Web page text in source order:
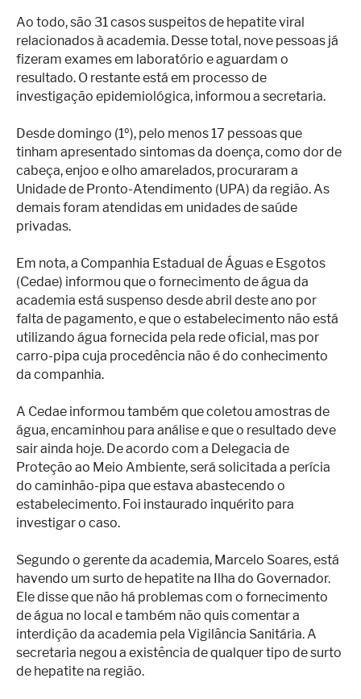
Contato
Ao todo, são 31 casos suspeitos de hepatite viral
relacionados à academia. Desse total, nove pessoas já
fizeram exames em laboratório e aguardam o
resultado. O restante está em processo de
investigação epidemiológica, informou a secretaria.
Desde domingo (1º), pelo menos 17 pessoas que
tinham apresentado sintomas da doença, como dor de
cabeça, enjoo e olho amarelados, procuraram a
Unidade de Pronto-Atendimento (UPA) da região. As
demais foram atendidas em unidades de saúde
privadas.
Em nota, a Companhia Estadual de Águas e Esgotos
(Cedae) informou que o fornecimento de água da
academia está suspenso desde abril deste ano por
falta de pagamento, e que o estabelecimento não está
utilizando água fornecida pela rede oficial, mas por
carro-pipa cuja procedência não é do conhecimento
da companhia.
A Cedae informou também que coletou amostras de
água, encaminhou para análise e que o resultado deve
sair ainda hoje. De acordo com a Delegacia de
Proteção ao Meio Ambiente, será solicitada a perícia
do caminhão-pipa que estava abastecendo o
estabelecimento. Foi instaurado inquérito para
investigar o caso.
Segundo o gerente da academia, Marcelo Soares, está
havendo um surto de hepatite na Ilha do Governador.
Ele disse que não há problemas com o fornecimento
de água no local e também não quis comentar a
interdição da academia pela Vigilância Sanitária. A
secretaria negou a existência de qualquer tipo de surto
de hepatite na região.